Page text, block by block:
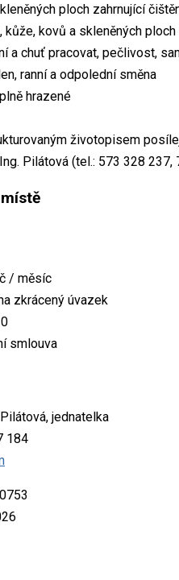
ploch zahrnující
kovů a skleněných ploch
a chuť pracovat, pečlivost,
ranní a odpolední směna
hrazené
životopisem
Pilátová (tel.: 573 328 237,
/ měsíc
zkrácený úvazek
smlouva
jednatelka
184